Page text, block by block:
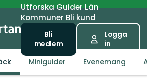
UtforskaGuiderLän
Kommuner Bli kund
Bli
medlem
Logga
in
Miniguider Evenemang